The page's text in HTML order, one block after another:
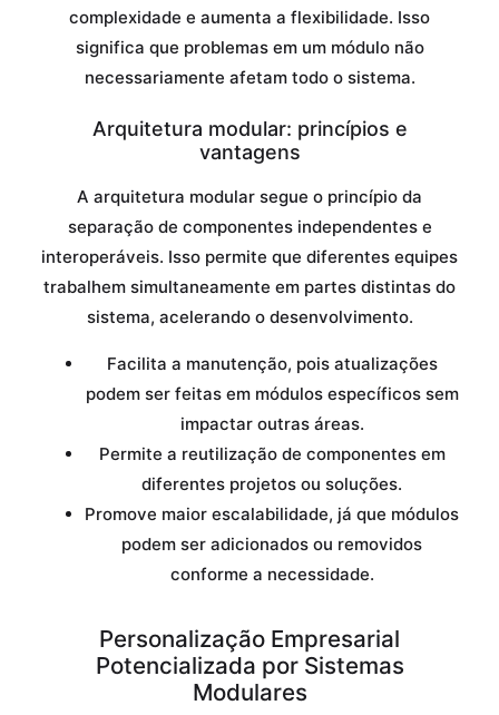
complexidade e aumenta a flexibilidade. Isso
significa que problemas em um módulo não
necessariamente afetam todo o sistema.
Arquitetura modular: princípios e
vantagens
A arquitetura modular segue o princípio da
separação de componentes independentes e
interoperáveis. Isso permite que diferentes equipes
trabalhem simultaneamente em partes distintas do
sistema, acelerando o desenvolvimento.
Facilita a manutenção, pois atualizações
podem ser feitas em módulos específicos sem
impactar outras áreas.
Permite a reutilização de componentes em
diferentes projetos ou soluções.
Promove maior escalabilidade, já que módulos
podem ser adicionados ou removidos
conforme a necessidade.
Personalização Empresarial
Potencializada por Sistemas
Modulares